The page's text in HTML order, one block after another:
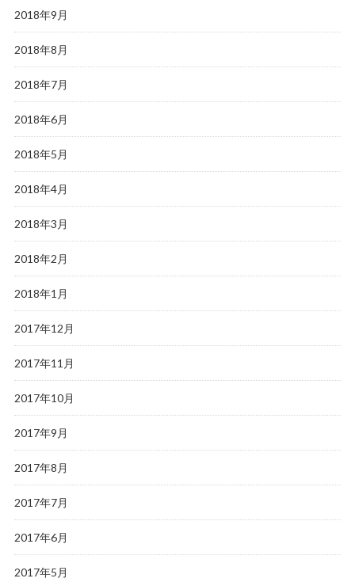
2018年9月
2018年8月
2018年7月
2018年6月
2018年5月
2018年4月
2018年3月
2018年2月
2018年1月
2017年12月
2017年11月
2017年10月
2017年9月
2017年8月
2017年7月
2017年6月
2017年5月